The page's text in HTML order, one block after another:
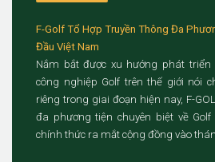
F-Golf Tổ Hợp Truyền Thông Đa
Đầu Việt Nam
Nắm bắt được xu hướng phát
công nghiệp Golf trên thế giới nói
riêng trong giai đoạn hiện nay, F-
đa phương tiện chuyên biệt về
chính thức ra mắt cộng đồng vào